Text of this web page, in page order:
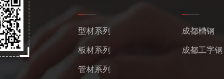
型材系列
板材系列
管材系列
成都槽钢
成都工字钢